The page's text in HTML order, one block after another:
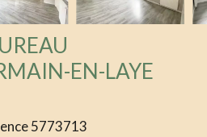
EN-LAYE
5773713